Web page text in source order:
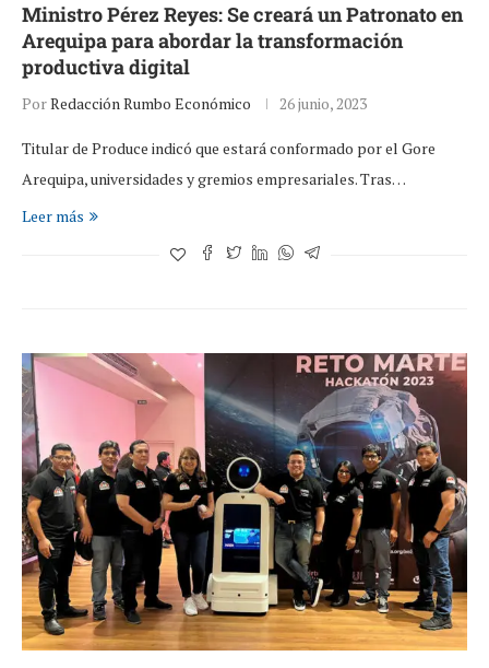
Ministro Pérez Reyes: Se creará un Patronato en
Arequipa para abordar la transformación
productiva digital
PorRedacción Rumbo Económico 26 junio, 2023
Titular de Produce indicó que estará conformado por el Gore
Arequipa, universidades y gremios empresariales. Tras…
Leer más